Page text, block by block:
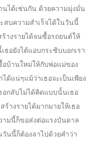
ได้เช่นกัน ด้วยความมุ่งมั่น
สบความสำเร็จได้ในวันนี้
างรายได้จนซื้อรถยนต์ให้
อยังได้แอบกระซิบบอกเรา
อบ้านใหม่ให้กับพ่อแม่ของ
ได้แน่ๆแม้ว่าเธอจะเป็นเพียง
อกลับไม่ได้คิดแบบนั้นเธอ
างรายได้มากมายให้เธอ
มนี้ก็ขอส่งต่อแรงบันดาล
นนี้ก็ต้องลาไปด้วยคำว่า